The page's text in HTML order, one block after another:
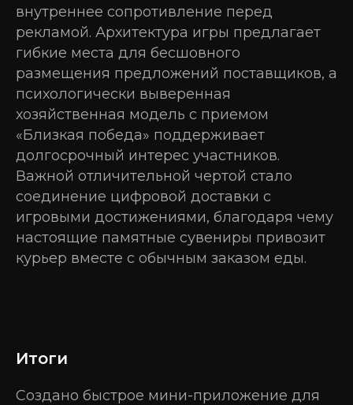
внутреннее сопротивление перед
рекламой. Архитектура игры предлагает
гибкие места для бесшовного
размещения предложений поставщиков, а
психологически выверенная
хозяйственная модель с приемом
«Близкая победа» поддерживает
долгосрочный интерес участников.
Важной отличительной чертой стало
соединение цифровой доставки с
игровыми достижениями, благодаря чему
настоящие памятные сувениры привозит
курьер вместе с обычным заказом еды.
Итоги
Создано быстрое мини-приложение для